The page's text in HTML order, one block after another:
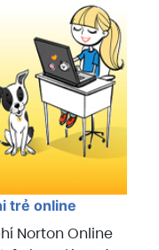
trẻ online
Norton Online